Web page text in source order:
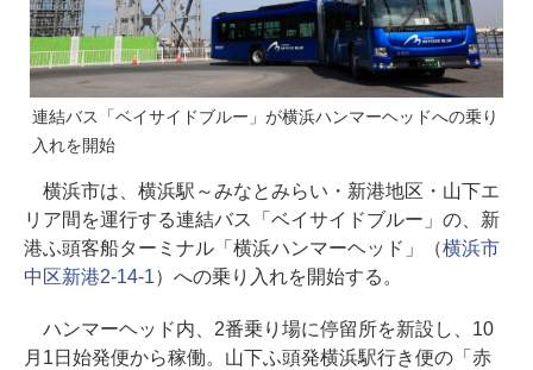
連結バス「ベイサイドブルー」が横浜ハンマーヘッドへの乗り
入れを開始
横浜市は、横浜駅～みなとみらい・新港地区・山下エ
リア間を運行する連結バス「ベイサイドブルー」の、新
港ふ頭客船ターミナル「横浜ハンマーヘッド」（横浜市
中区新港2-14-1）への乗り入れを開始する。
ハンマーヘッド内、2番乗り場に停留所を新設し、10
月1日始発便から稼働。山下ふ頭発横浜駅行き便の「赤